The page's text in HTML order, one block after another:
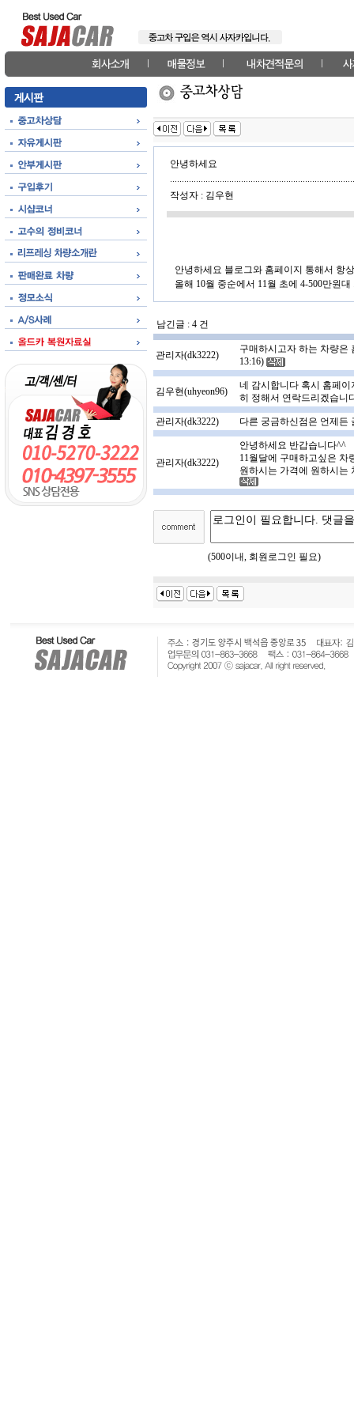
안녕하세요
작성자 : 김우현
안녕하세요 블로그와 홈페이지 통해서 항
올해 10월 중순에서 11월 초에 4-500만원
남긴글 : 4 건
관리자(dk3222)
구매하시고자 하는 차량은
13:16)
김우현(uhyeon96)
네 감시합니다 혹시 홈페
히 정해서 연락드리겠습니
관리자(dk3222) 다른 궁금하신점은 언제든
관리자(dk3222)
안녕하세요 반갑습니다^^
11월달에 구매하고싶은 차
원하시는 가격에 원하시는
(500이내, 회원로그인 필요)